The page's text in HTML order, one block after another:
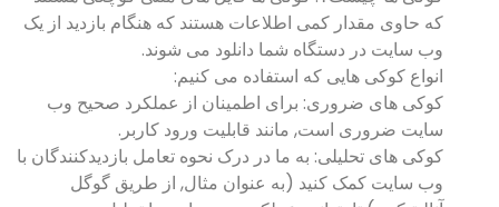
که حاوی مقدار کمی اطلاعات هستند که هنگام بازدید از یک
وب سایت در دستگاه شما دانلود می شوند.
انواع کوکی هایی که استفاده می کنیم:
کوکی های ضروری: برای اطمینان از عملکرد صحیح وب
سایت ضروری است, مانند قابلیت ورود کاربر.
کوکی های تحلیلی: به ما در درک نحوه تعامل بازدیدکنندگان با
وب سایت کمک کنید (به عنوان مثال, از طریق گوگل